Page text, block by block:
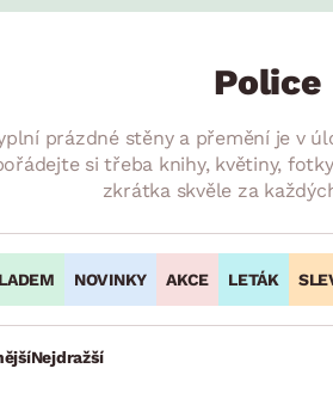
Police
prázdné stěny a přemění je
si třeba knihy, květiny,
zkrátka skvěle za
NOVINKY AKCE LETÁK
Nejdražší